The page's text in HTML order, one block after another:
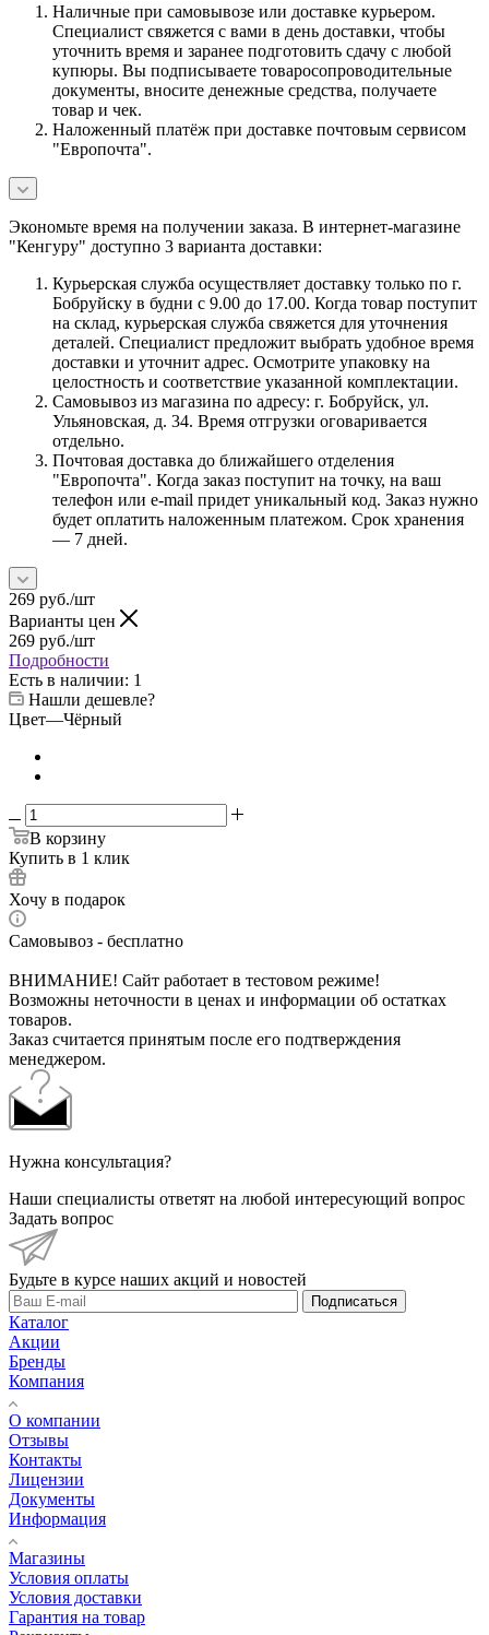
Наличные при самовывозе или доставке курьером.
Специалист свяжется с вами в день доставки, чтобы
уточнить время и заранее подготовить сдачу с любой
купюры. Вы подписываете товаросопроводительные
документы, вносите денежные средства, получаете
товар и чек.
Наложенный платёж при доставке почтовым сервисом
"Европочта".
Экономьте время на получении заказа. В интернет-магазине
"Кенгуру" доступно 3 варианта доставки:
Курьерская служба осуществляет доставку только по г.
Бобруйску в будни с 9.00 до 17.00. Когда товар поступит
на склад, курьерская служба свяжется для уточнения
деталей. Специалист предложит выбрать удобное время
доставки и уточнит адрес. Осмотрите упаковку на
целостность и соответствие указанной комплектации.
Самовывоз из магазина по адресу: г. Бобруйск, ул.
Ульяновская, д. 34. Время отгрузки оговаривается
отдельно.
Почтовая доставка до ближайшего отделения
"Европочта". Когда заказ поступит на точку, на ваш
телефон или e-mail придет уникальный код. Заказ нужно
будет оплатить наложенным платежом. Срок хранения
— 7 дней.
269 руб./шт
Варианты цен
269 руб./шт
Подробности
Есть в наличии: 1
Нашли дешевле?
Цвет—Чёрный
В корзину
Купить в 1 клик
Хочу в подарок
Самовывоз - бесплатно
ВНИМАНИЕ! Сайт работает в тестовом режиме!
Возможны неточности в ценах и информации об остатках
товаров.
Заказ считается принятым после его подтверждения
менеджером.
Нужна консультация?
Наши специалисты ответят на любой интересующий вопрос
Задать вопрос
Будьте в курсе наших акций и новостей
Подписаться
Каталог
Акции
Бренды
Компания
О компании
Отзывы
Контакты
Лицензии
Документы
Информация
Магазины
Условия оплаты
Условия доставки
Гарантия на товар